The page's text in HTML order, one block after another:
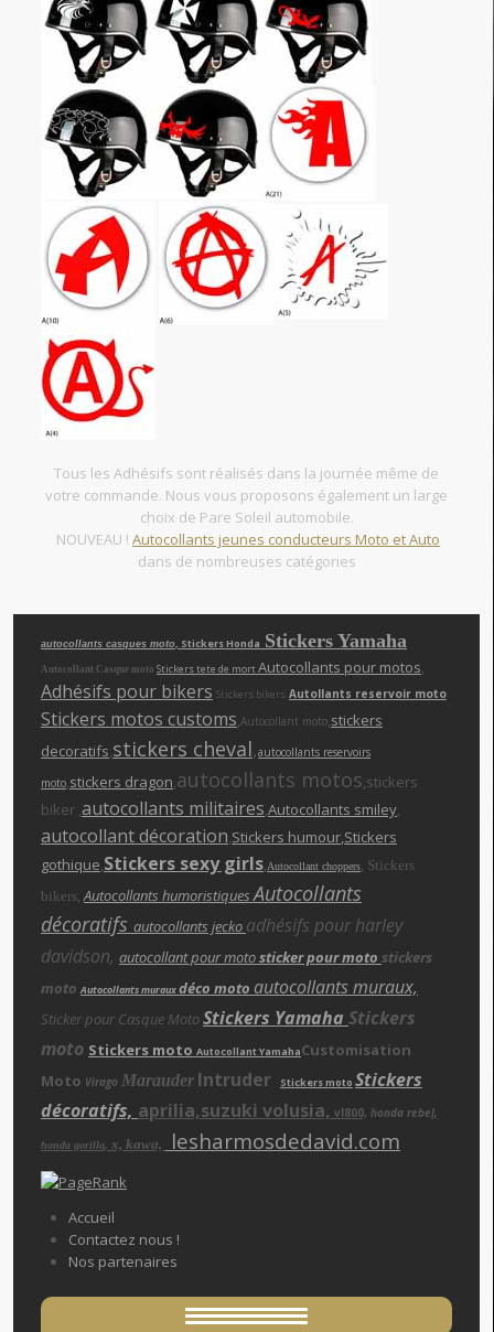
Tous les Adhésifs sont réalisés dans la journée même de
votre commande. Nous vous proposons également un large
choix de Pare Soleil automobile.
NOUVEAU ! Autocollants jeunes conducteurs Moto et Auto
dans de nombreuses catégories
autocollants casques moto, Stickers Honda Stickers Yamaha
Autocollant Casque moto Stickers tete de mortAutocollants pour motos,
Adhésifs pour bikers Stickers bikers Autollants reservoir moto
Stickers motos customs,Autocollant moto,stickers
decoratifs,stickers cheval,autocollants reservoirs
moto,stickers dragon,autocollants motos,stickers
biker ,autocollants militaires,Autocollants smiley,
autocollant décoration,Stickers humour,Stickers
gothique,Stickers sexy girls,Autocollant choppers, Stickers
bikers,Autocollants humoristiquesAutocollants
décoratifs autocollants jecko adhésifs pour harley
davidson, autocollant pour motosticker pour moto stickers
motoAutocollants murauxdéco moto autocollants muraux,
Sticker pour Casque MotoStickers Yamaha Stickers
moto Stickers moto Autocollant YamahaCustomisation
Moto Virago Marauder Intruder Stickers moto Stickers
décoratifs, aprilia,suzuki volusia, vl800, honda rebel,
honda gorilla, x, kawa, lesharmosdedavid.com
Accueil
Contactez nous !
Nos partenaires